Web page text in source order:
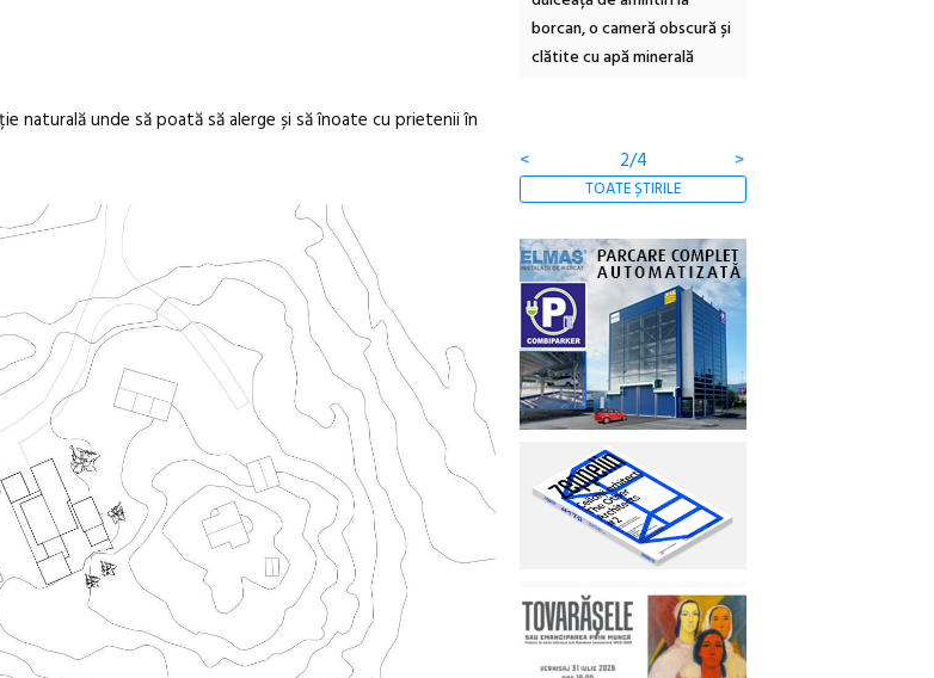
naturală unde să poată să alerge și să înoate cu prietenii în
ateliere și întâlniri în Grădina
Botanică
<
3/4 >
TOATE ȘTIRILE